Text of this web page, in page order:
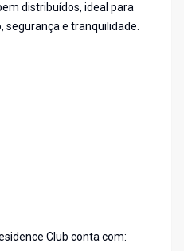
distribuídos, ideal para
segurança e tranquilidade.
Club conta com: